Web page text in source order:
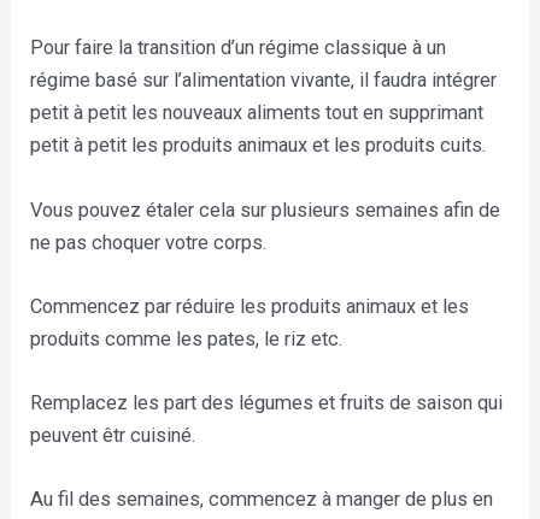
Pour faire la transition d’un régime classique à un
régime basé sur l’alimentation vivante, il faudra intégrer
petit à petit les nouveaux aliments tout en supprimant
petit à petit les produits animaux et les produits cuits.
Vous pouvez étaler cela sur plusieurs semaines afin de
ne pas choquer votre corps.
Commencez par réduire les produits animaux et les
produits comme les pates, le riz etc.
Remplacez les part des légumes et fruits de saison qui
peuvent êtr cuisiné.
Au fil des semaines, commencez à manger de plus en